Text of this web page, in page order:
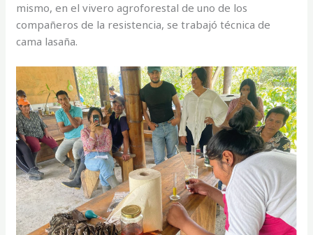
mismo, en el vivero agroforestal de uno de los
compañeros de la resistencia, se trabajó técnica de
cama lasaña.